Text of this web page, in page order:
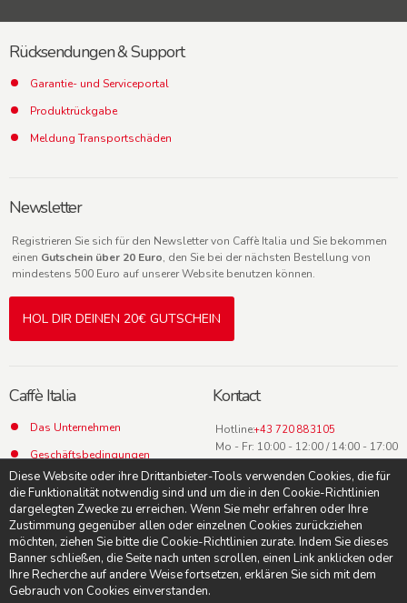
Rücksendungen & Support
Garantie- und Serviceportal
Produktrückgabe
Meldung Transportschäden
Newsletter
Registrieren Sie sich für den Newsletter von Caffè Italia und Sie bekommen
einen Gutschein über 20 Euro, den Sie bei der nächsten Bestellung von
mindestens 500 Euro auf unserer Website benutzen können.
HOL DIR DEINEN 20€ GUTSCHEIN
Caffè Italia
Das Unternehmen
Geschäftsbedingungen
Datenschutz
Kontact
Kontact
Hotline:+43 720 883105
Mo - Fr: 10:00 - 12:00 / 14:00 - 17:00
Uhr
© Caffè Italia -Suche AGB-Impressum
Diese Website oder ihre Drittanbieter-Tools verwenden Cookies, die für
die Funktionalität notwendig sind und um die in den Cookie-Richtlinien
dargelegten Zwecke zu erreichen. Wenn Sie mehr erfahren oder Ihre
Zustimmung gegenüber allen oder einzelnen Cookies zurückziehen
möchten, ziehen Sie bitte die Cookie-Richtlinien zurate. Indem Sie dieses
Banner schließen, die Seite nach unten scrollen, einen Link anklicken oder
Ihre Recherche auf andere Weise fortsetzen, erklären Sie sich mit dem
Gebrauch von Cookies einverstanden.